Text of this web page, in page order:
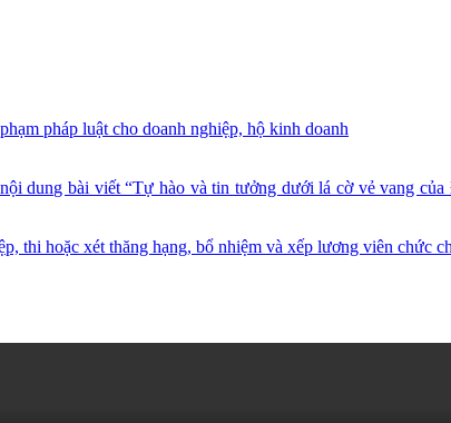
pháp luật cho doanh nghiệp, hộ kinh doanh
dung bài viết “Tự hào và tin tưởng dưới lá cờ vẻ vang
thi hoặc xét thăng hạng, bổ nhiệm và xếp lương viên chức